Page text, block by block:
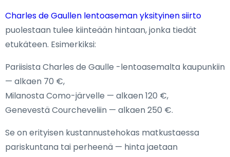
Charles de Gaullen lentoaseman yksityinen siirto
puolestaan tulee kiinteään hintaan, jonka tiedät
etukäteen. Esimerkiksi:
Pariisista Charles de Gaulle -lentoasemalta kaupunkiin
— alkaen 70 €,
Milanosta Como-järvelle — alkaen 120 €,
Genevestä Courcheveliin — alkaen 250 €.
Se on erityisen kustannustehokas matkustaessa
pariskuntana tai perheenä — hinta jaetaan